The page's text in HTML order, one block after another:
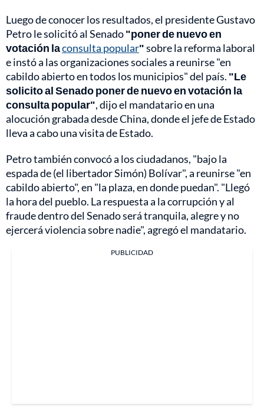
Luego de conocer los resultados, el presidente Gustavo
Petro le solicitó al Senado"poner de nuevo en
votación laconsulta popular"sobre la reforma laboral
e instó a las organizaciones sociales a reunirse "en
cabildo abierto en todos los municipios" del país. "Le
solicito al Senado poner de nuevo en votación la
consulta popular", dijo el mandatario en una
alocución grabada desde China, donde el jefe de Estado
lleva a cabo una visita de Estado.
Petro también convocó a los ciudadanos, "bajo la
espada de (el libertador Simón) Bolívar", a reunirse "en
cabildo abierto", en "la plaza, en donde puedan". "Llegó
la hora del pueblo. La respuesta a la corrupción y al
fraude dentro del Senado será tranquila, alegre y no
ejercerá violencia sobre nadie", agregó el mandatario.
PUBLICIDAD